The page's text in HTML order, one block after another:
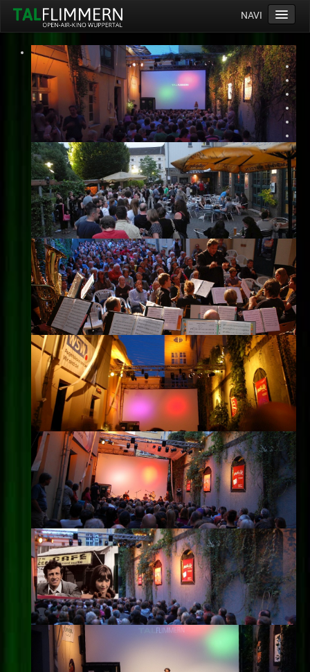
NAVI
Home
Programm
Service
Ticketinfos
Ort
Anreise
Wetter
Kinogutschein
Konzept
Archiv
Kontakt
Impressum
Datenschutz